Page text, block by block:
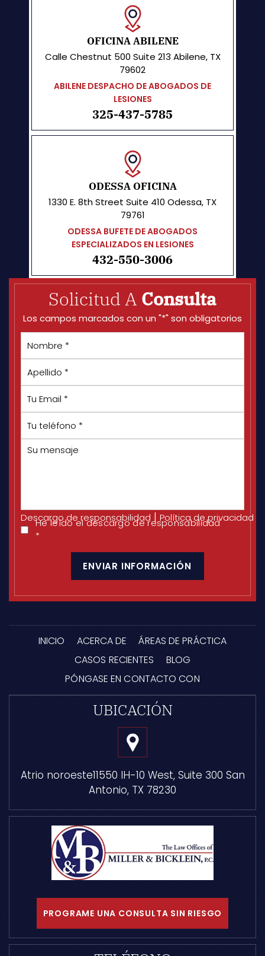
OFICINA ABILENE
Calle Chestnut 500 Suite 213 Abilene, TX
79602
ABILENE DESPACHO DE ABOGADOS DE
LESIONES
325-437-5785
ODESSA OFICINA
1330 E. 8th Street Suite 410 Odessa, TX
79761
ODESSA BUFETE DE ABOGADOS
ESPECIALIZADOS EN LESIONES
432-550-3006
Solicitud A Consulta
Los campos marcados con un "*" son obligatorios
correo
electrónico *
teléfono *
Su
mensaje
Descargo de responsabilidad | Política de privacidad
He
He leído el descargo de responsabilidad
*
INICIO ACERCA DE
ÁREAS DE PRÁCTICA
CASOS RECIENTES
BLOG
PÓNGASE EN CONTACTO CON
UBICACIÓN
Atrio noroeste11550 IH-10 West, Suite 300 San
Antonio, TX 78230
PROGRAME UNA CONSULTA SIN RIESGO